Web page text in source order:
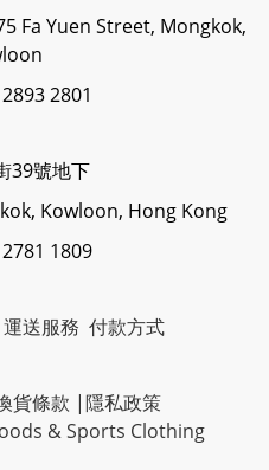
Fa Yuen Street, Mongkok,
2801
39號地下
Kowloon, Hong Kong
1809
運送服務 付款方式
貨條款 |隱私政策
& Sports Clothing